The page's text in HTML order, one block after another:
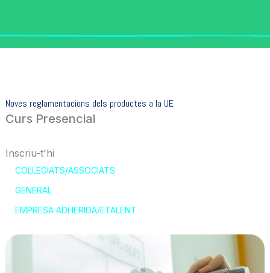
Noves reglamentacions dels productes a la UE
Curs Presencial
Inscriu-t'hi
COL·LEGIATS/ASSOCIATS
GENERAL
EMPRESA ADHERIDA/ETALENT